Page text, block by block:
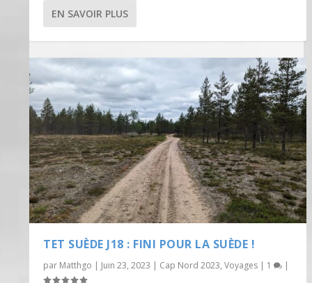
EN SAVOIR PLUS
TET SUÈDE J18 : FINI POUR LA SUÈDE !
par Matthgo | Juin 23, 2023 | Cap Nord 2023,Voyages | 1 |